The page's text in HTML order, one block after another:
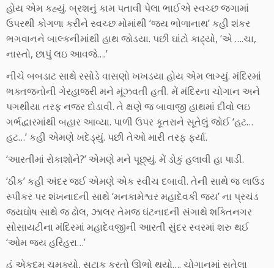
હોય એમ કહ્યું. બ્રશનું કામ પતાવી પેલા ભાઈએ સ્વચ્છ જગામાં
ઉપરથી કોગળા કરીને સ્વચ્છ મોમાંથી ‘જય ભોળાનાથ’ કહી શંકર
ભગવાનને બાલ્કનીમાંથી હાથ જોડયા. પછી ઘાંટો કાઢ્યો, ‘એ ….ચા,
નાસ્તો, છાપું લઇ આવજે….’
નીચે બબડાટ સાથે રસોડે વાસણો ખખડયા હોય એમ લાગ્યું. મંદિરમાં
ભક્તજનોની ગેરહાજરી મને મૂંઝવતી હતી. મેં મંદિરના ચોગાન અને
પગથીયા તરફ નજર દોડાવી. તે ક્ષણે જ બાવાજી હાથમાં દીવો લઇ
ગર્ભદ્વારમાંથી બહાર આવ્યા. પાળી ઉપર કૂતરાને સૂતેલું જોઈ ‘હટ…
હટ…’ કહી એમણે ખદેડ્યું. પછી તેઓ મારી તરફ ફર્યા.
‘આરતીમાં રોકાશોને?’ એમણે મને પૂછ્યું. મેં ડોકું હલાવી હા પાડી.
‘ઠીક’ કહી અંદર જઈ એમણે એક સ્વીચ દબાવી. તેની સાથે જ લાઉડ
સ્પીકર પર શંખનાદની સાથે ‘મનકામેશ્વર મહાદેવકી જય’ ના પ્રચંડ
જયઘોષ સાથે જ ઢોલ, ઝાલર તેમજ ઘંટનાદની સંગાથે શક્તિનગર
સોસાયટીના મંદિરમાં મહાદેવજીની આરતી સુંદર સ્વરમાં શરુ થઈ
‘ઓમ જય હરિહરા…’
હું એકદમ ચમક્યો, સટાક કરતો ઊભો થયો…. ચોગાનમાં સૂતેલા